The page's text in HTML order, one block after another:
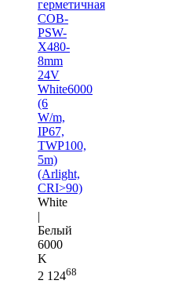
герметичная
COB-
PSW-
X480-
8mm
24V
White6000
(6
W/m,
IP67,
TWP100,
5m)
(Arlight,
CRI>90)
White
|
Белый
6000
K
2 12468